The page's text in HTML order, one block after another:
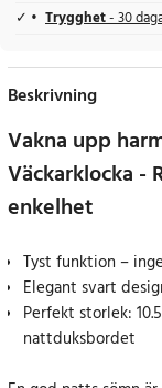
Trygghet- 30
Beskrivning
Vakna upp
Väckarklocka -
enkelhet
Tyst funktion –
Elegant svart
Perfekt storlek:
nattduksbordet